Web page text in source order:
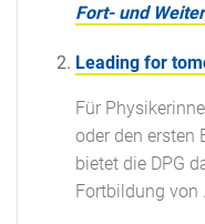
Fort- und
Leading for
Für
oder den ersten
bietet die DPG
Fortbildung von